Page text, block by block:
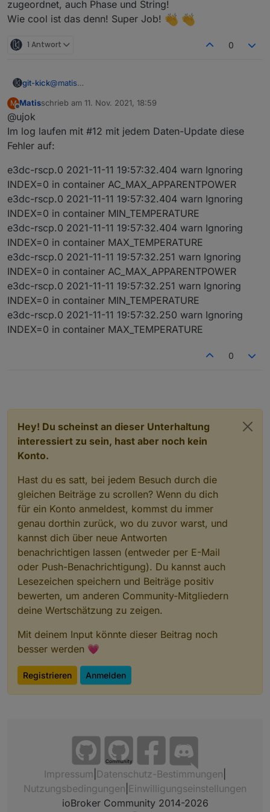
vergleichen und die Verluste (5-16% je nach
Batteriebeteiligung) sehen.
unverschatteten Dachfläche, ich glaube da sind die
String-Werte erstmal nicht so relevant.
Gasheizung, aber wohl nicht mehr lange...
zugeordnet, auch Phase und String!
Wie cool ist das denn! Super Job!
1 Antwort 0
git-kick@matis
Deine Betrachtungen bzgl. String-Auslegung kann ich
- aber erfreulich, dass dir der Adapter schon hilft!
Ich habe nur 2 Strings auf einer gleichmäßigen,
String-Werte erstmal nicht so relevant.
Wärmepumpe haben wir (noch) nicht - bisher läuft die
Gasheizung, aber wohl nicht mehr lange...
M
Offline
Matisschrieb am 11. Nov. 2021, 18:59
zuletzt editiert von
@ujok
Im log laufen mit #12 mit jedem Daten-Update diese
Fehler auf:
e3dc-rscp.0 2021-11-11 19:57:32.404 warn Ignoring
INDEX=0 in container AC_MAX_APPARENTPOWER
e3dc-rscp.0 2021-11-11 19:57:32.404 warn Ignoring
INDEX=0 in container MIN_TEMPERATURE
e3dc-rscp.0 2021-11-11 19:57:32.404 warn Ignoring
INDEX=0 in container MAX_TEMPERATURE
e3dc-rscp.0 2021-11-11 19:57:32.251 warn Ignoring
INDEX=0 in container AC_MAX_APPARENTPOWER
e3dc-rscp.0 2021-11-11 19:57:32.251 warn Ignoring
INDEX=0 in container MIN_TEMPERATURE
e3dc-rscp.0 2021-11-11 19:57:32.250 warn Ignoring
INDEX=0 in container MAX_TEMPERATURE
0
Hey! Du scheinst an dieser Unterhaltung
interessiert zu sein, hast aber noch kein
Konto.
Hast du es satt, bei jedem Besuch durch die
gleichen Beiträge zu scrollen? Wenn du dich
für ein Konto anmeldest, kommst du immer
genau dorthin zurück, wo du zuvor warst, und
kannst dich über neue Antworten
benachrichtigen lassen (entweder per E-Mail
oder Push-Benachrichtigung). Du kannst auch
Lesezeichen speichern und Beiträge positiv
bewerten, um anderen Community-Mitgliedern
deine Wertschätzung zu zeigen.
Mit deinem Input könnte dieser Beitrag noch
besser werden 💗
Registrieren Anmelden
Community
Impressum Datenschutz-Bestimmungen
Nutzungsbedingungen Einwilligungseinstellungen
ioBroker Community 2014-2026